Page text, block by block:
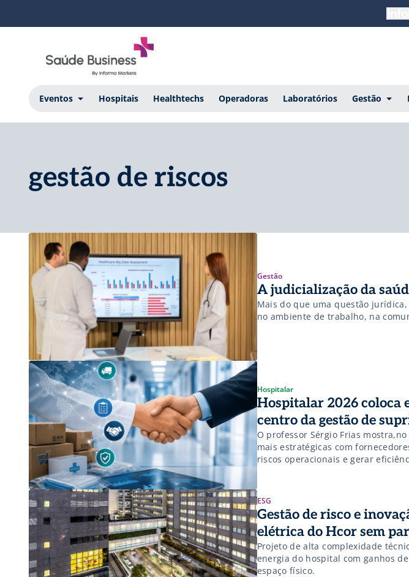
Eventos Hospitais Healthtechs Operadoras Laboratórios Gestão
gestão de riscos
Gestão
A judicialização da
Mais do que uma questão
no ambiente de trabalho, na
Hospitalar
Hospitalar 2026 coloca
centro da gestão de
O professor Sérgio Frias
mais estratégicas com
riscos operacionais e gerar
ESG
Gestão de risco e
elétrica do Hcor sem
Projeto de alta complexidade
energia do hospital com ganhos
espaço físico.